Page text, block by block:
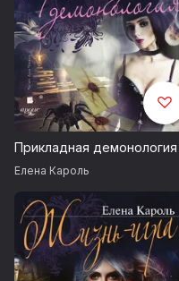
Прикладная демонология
Елена Кароль